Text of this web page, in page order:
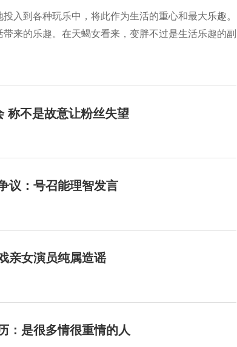
到各种玩乐中，将此作为生活的重心和最大乐趣。
来的乐趣。在天蝎女看来，变胖不过是生活乐趣的副
称不是故意让粉丝失望
议：号召能理智发言
亲女演员纯属造谣
：是很多情很重情的人